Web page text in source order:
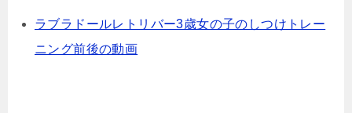
ラブラドールレトリバー3歳女の子のしつけトレー
ニング前後の動画